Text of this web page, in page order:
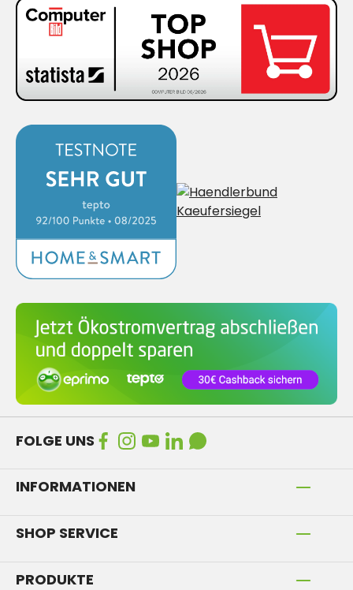
FOLGE UNS
INFORMATIONEN
SHOP SERVICE
PRODUKTE